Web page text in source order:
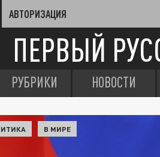
АВТОРИЗАЦИЯ
ПЕРВЫЙ
РУБРИКИ НОВОСТИ
В МИРЕ